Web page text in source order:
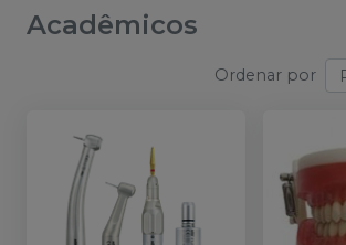
Acadêmicos
Ordenar por